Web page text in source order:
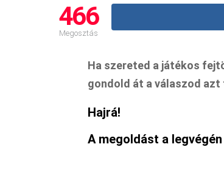
466
Megosztás
Ha szereted a játékos
gondold át a válaszod azt
Hajrá!
A megoldást a